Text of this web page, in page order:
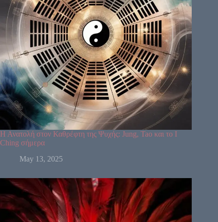
Η Ανατολή στον Καθρέφτη της Ψυχής: Jung, Tao και το I
Ching σήμερα
May 13, 2025